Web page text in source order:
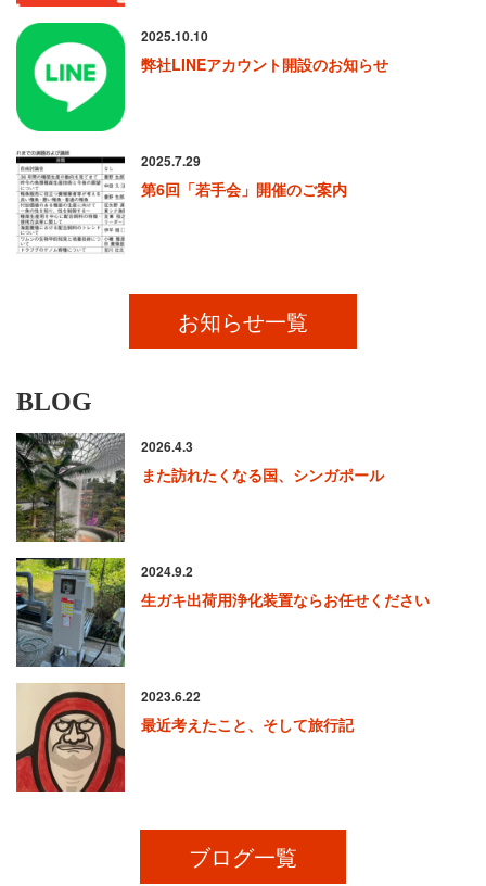
2025.10.10
弊社LINEアカウント開設のお知らせ
2025.7.29
第6回「若手会」開催のご案内
お知らせ一覧
BLOG
2026.4.3
また訪れたくなる国、シンガポール
2024.9.2
生ガキ出荷用浄化装置ならお任せください
2023.6.22
最近考えたこと、そして旅行記
ブログ一覧